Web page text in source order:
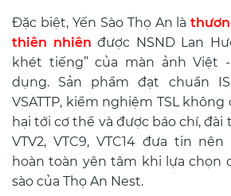
Đặc biệt, Yến Sào Thọ An là
thiên nhiên được NSND Lan
khét tiếng” của màn ảnh Việt
dụng. Sản phẩm đạt chuẩn
VSATTP, kiểm nghiệm TSL
hại tới cơ thể và được báo chí,
VTV2, VTC9, VTC14 đưa tin
hoàn toàn yên tâm khi lựa chọn
sào của Thọ An Nest.